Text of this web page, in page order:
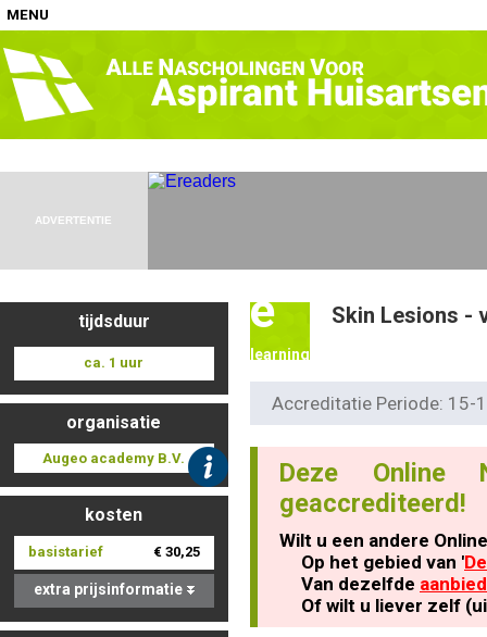
MENU
Home
Nascholingen op locatie (agenda)
Nascholingen online (elearning)
Nascholing aanmelden
ADVERTENTIE
tijdsduur
ca. 1 uur
organisatie
Augeo academy B.V.
kosten
basistarief € 30,25
extra prijsinformatie
e
learning
Skin Lesions -
Accreditatie Periode:
Deze Online
geaccrediteerd!
Wilt u een andere
Op het gebied van '
Van dezelfde
Of wilt u liever zelf